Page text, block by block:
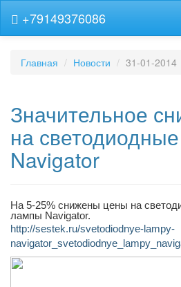
+79149376086
Главная Новости 31-01-2014
Значительное
на
Navigator
На 5-25% снижены цены на
лампы Navigator.
http://sestek.ru/svetodiodnye-lampy-